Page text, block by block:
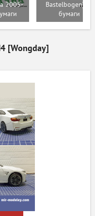
2005-
Bastelbogen) из
бумаги
[Wongday]